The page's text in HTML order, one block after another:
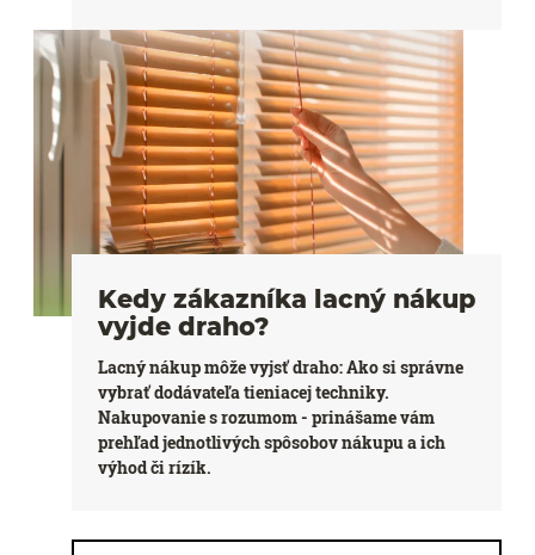
Kedy zákazníka lacný nákup
vyjde draho?
Lacný nákup môže vyjsť draho: Ako si správne
vybrať dodávateľa tieniacej techniky.
Nakupovanie s rozumom - prinášame vám
prehľad jednotlivých spôsobov nákupu a ich
výhod či rízík.